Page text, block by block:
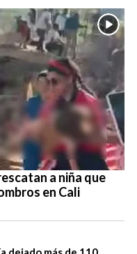
a niña que
en Cali